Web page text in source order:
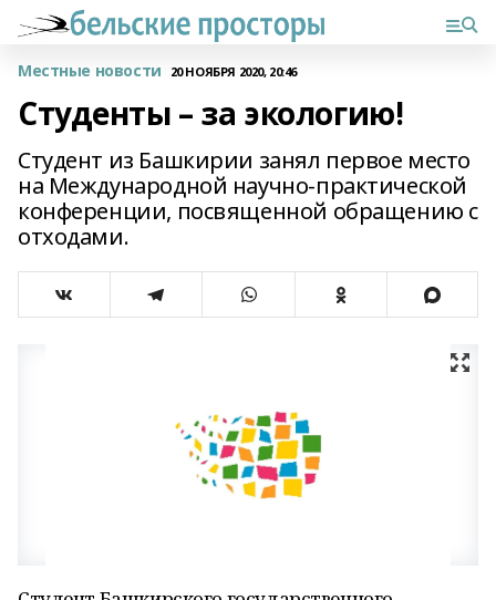
Местные новости 20 НОЯБРЯ 2020, 20:46
Студенты – за экологию!
Студент из Башкирии занял первое место
на Международной научно-практической
конференции, посвященной обращению с
отходами.